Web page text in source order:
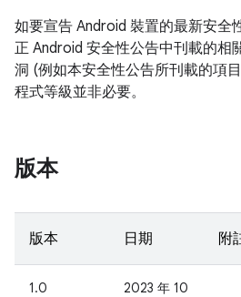
如要宣告 Android 裝置的最新安全
正 Android 安全性公告中刊載的相
洞 (例如本安全性公告所刊載的項
程式等級並非必要。
版本
版本 日期 附
1.0
2023 年 10